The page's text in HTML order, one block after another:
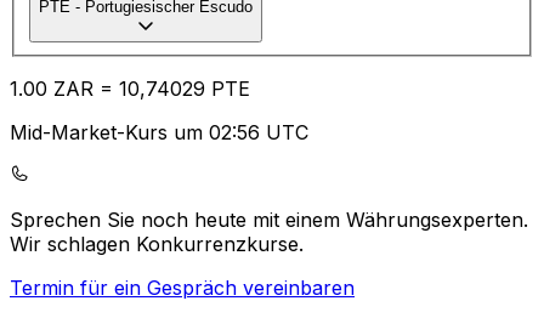
PTE - Portugiesischer Escudo
1.00 ZAR = 10,74029 PTE
Mid-Market-Kurs um 02:56 UTC
Sprechen Sie noch heute mit einem Währungsexperten.
Wir schlagen Konkurrenzkurse.
Termin für ein Gespräch vereinbaren